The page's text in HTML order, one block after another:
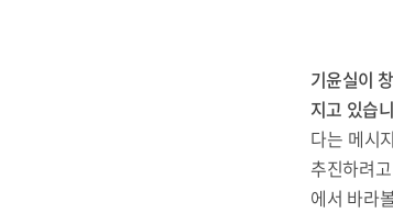
기윤실이
지고 있습
다는 메시
추진하려
에서 바라